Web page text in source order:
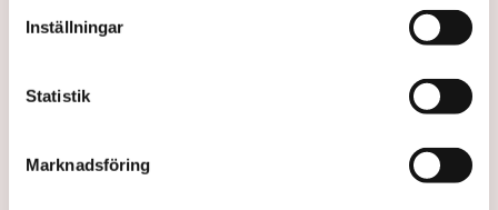
Inställningar
Statistik
Marknadsföring